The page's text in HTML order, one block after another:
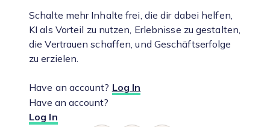
Schalte mehr Inhalte frei, die dir dabei helfen,
KI als Vorteil zu nutzen, Erlebnisse zu gestalten,
die Vertrauen schaffen, und Geschäftserfolge
zu erzielen.
Have an account? Log In
Have an account?
Log In